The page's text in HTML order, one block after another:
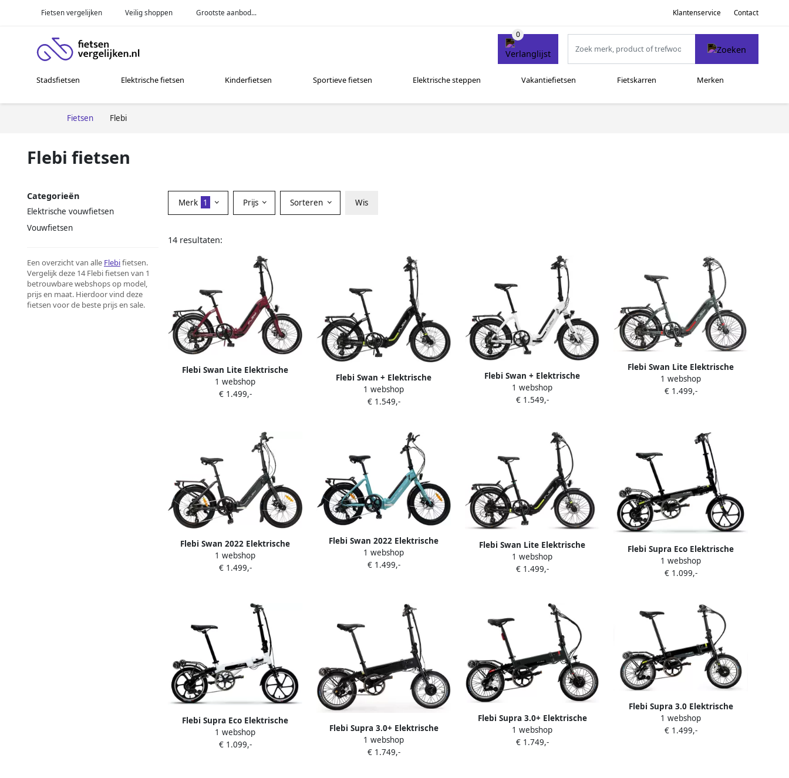
Fietsen vergelijken Veilig shoppen Grootste aanbod... Klantenservice Contact
Stadsfietsen Elektrische fietsen Kinderfietsen Sportieve fietsen Elektrische steppen Vakantiefietsen Fietskarren Merken
Fietsen Flebi
Flebi fietsen
Categorieën
Elektrische vouwfietsen
Vouwfietsen
Een overzicht van alle Flebifietsen.
Vergelijk deze 14 Flebi fietsen van 1
betrouwbare webshops op model,
prijs en maat. Hierdoor vind deze
fietsen voor de beste prijs en sale.
Merk 1 Prijs Sorteren Wis
14 resultaten:
Flebi Swan Lite Elektrische
Vouwfiets Red Bordeaux
1 webshop
€ 1.499,-
Flebi Swan + Elektrische
Vouwfiets Black Lime
1 webshop
€ 1.549,-
Flebi Swan + Elektrische
Vouwfiets White
1 webshop
€ 1.549,-
Flebi Swan Lite Elektrische
Vouwfiets Grey Raptor
1 webshop
€ 1.499,-
Flebi Swan 2022 Elektrische
Vouwfiets Graphite
1 webshop
€ 1.499,-
Flebi Swan 2022 Elektrische
Vouwfiets Turkoois
1 webshop
€ 1.499,-
Flebi Swan Lite Elektrische
Vouwfiets Black Lime
1 webshop
€ 1.499,-
Flebi Supra Eco Elektrische
Vouwfiets Black Lime
1 webshop
€ 1.099,-
Flebi Supra Eco Elektrische
Vouwfiets White Black
1 webshop
€ 1.099,-
Flebi Supra 3.0+ Elektrische
Vouwfiets Black Lime
1 webshop
€ 1.749,-
Flebi Supra 3.0+ Elektrische
Vouwfiets Grey Raptor
1 webshop
€ 1.749,-
Flebi Supra 3.0 Elektrische
Vouwfiets Black Lime
1 webshop
€ 1.499,-